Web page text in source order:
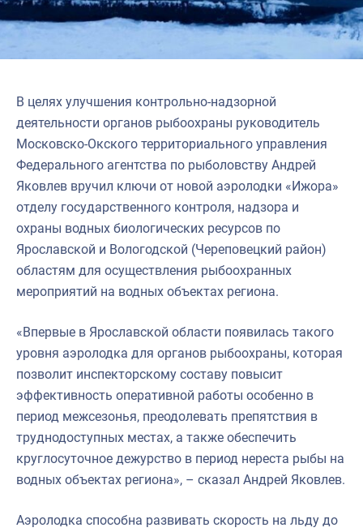
Североморское
В целях улучшения контрольно-надзорной
деятельности органов рыбоохраны руководитель
Московско-Окского территориального управления
Федерального агентства по рыболовству Андрей
Яковлев вручил ключи от новой аэролодки «Ижора»
отделу государственного контроля, надзора и
охраны водных биологических ресурсов по
Ярославской и Вологодской (Череповецкий район)
областям для осуществления рыбоохранных
мероприятий на водных объектах региона.
«Впервые в Ярославской области появилась такого
уровня аэролодка для органов рыбоохраны, которая
позволит инспекторскому составу повысит
эффективность оперативной работы особенно в
период межсезонья, преодолевать препятствия в
труднодоступных местах, а также обеспечить
круглосуточное дежурство в период нереста рыбы на
водных объектах региона», – сказал Андрей Яковлев.
Аэролодка способна развивать скорость на льду до